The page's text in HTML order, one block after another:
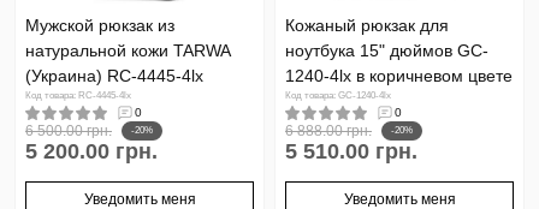
Мужской рюкзак из
натуральной кожи TARWA
(Украина) RC-4445-4lx
Код товара: RC-4445-4lx
0
6 500.00 грн. -20%
5 200.00 грн.
Уведомить меня
Кожаный рюкзак для
ноутбука 15" дюймов GC-
1240-4lx в коричневом цвете
Код товара: GC-1240-4lx
0
6 888.00 грн. -20%
5 510.00 грн.
Уведомить меня